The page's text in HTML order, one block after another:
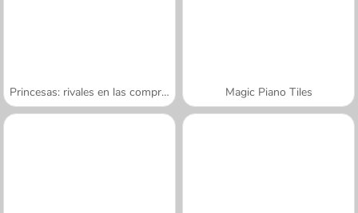
Princesas: rivales en las compras Magic Piano Tiles